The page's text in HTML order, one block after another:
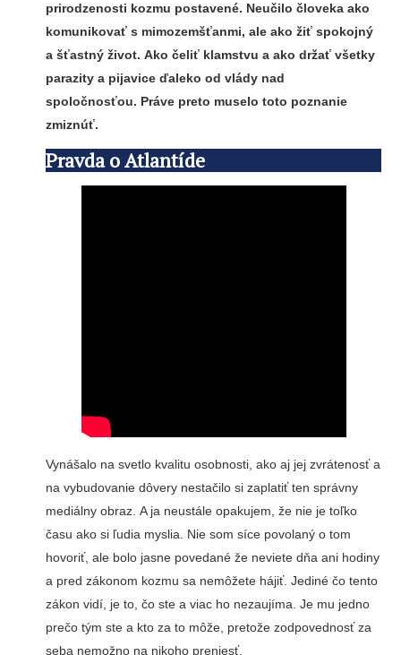
prirodzenosti kozmu postavené. Neučilo človeka ako
komunikovať s mimozemšťanmi, ale ako žiť spokojný
a šťastný život. Ako čeliť klamstvu a ako držať všetky
parazity a pijavice ďaleko od vlády nad
spoločnosťou. Práve preto muselo toto poznanie
zmiznúť.
Pravda o Atlantíde
Vynášalo na svetlo kvalitu osobnosti, ako aj jej zvrátenosť a
na vybudovanie dôvery nestačilo si zaplatiť ten správny
mediálny obraz. A ja neustále opakujem, že nie je toľko
času ako si ľudia myslia. Nie som síce povolaný o tom
hovoriť, ale bolo jasne povedané že neviete dňa ani hodiny
a pred zákonom kozmu sa nemôžete hájiť. Jediné čo tento
zákon vidí, je to, čo ste a viac ho nezaujíma. Je mu jedno
prečo tým ste a kto za to môže, pretože zodpovednosť za
seba nemožno na nikoho preniesť.